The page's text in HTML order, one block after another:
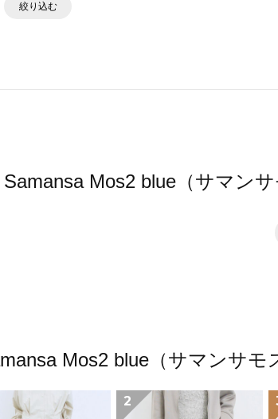
絞り込む
Samansa Mos2 blue（サマン
Mos2 blue（サマンサ
2